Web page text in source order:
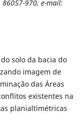
86057-970, e-mail:
solo da bacia do
imagem de
das Áreas
existentes na
planialtimétricas